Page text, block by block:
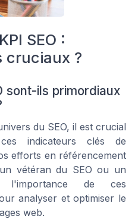
SEO :
cruciaux ?
sont-ils primordiaux
du SEO, il est crucial
indicateurs clés de
efforts en référencement
vétéran du SEO ou un
l'importance de ces
analyser et optimiser le
web.